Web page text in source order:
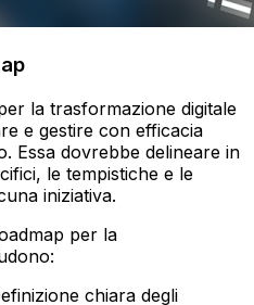
la trasformazione digitale
e gestire con efficacia
Essa dovrebbe delineare in
le tempistiche e le
iniziativa.
per la
chiara degli